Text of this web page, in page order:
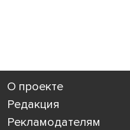
О проекте
Редакция
Рекламодателям